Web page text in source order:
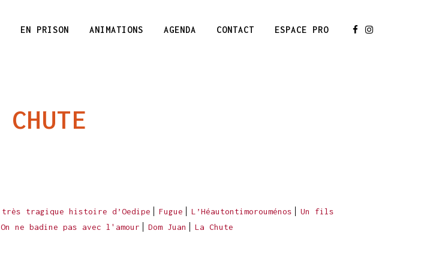
EN PRISON ANIMATIONS AGENDA CONTACT ESPACE PRO
très tragique histoire d’Oedipe Fugue L’Héautontimorouménos
Un fils
On ne badine pas avec l'amour Dom Juan La Chute